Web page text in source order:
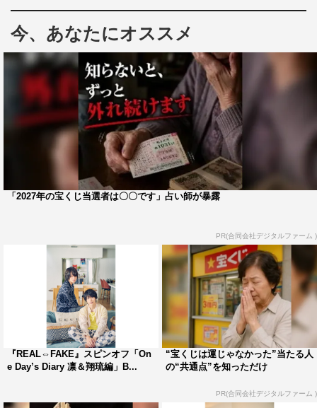
『REAL⇔FAKE』スピンオフドラマ「One Day’s Diary 凪
沙＆征行編」のBlu-ray＆DVDが2021年1月22日（金）に
発売されることが決定した。
『REAL⇔FAKE』は昨年9月にMBS/TBSドラマイズム枠
で放送された、舞台で活躍中の俳優陣が共演するオリジナ
ルドラマ。現在、その「NEXT PROJECT」第1弾とし
て、『REAL⇔FAKE』で活躍した人気ユニット「Stellar
彦）＆瀬名征行（和田雅成）、沢瀬凛（小澤廉）＆鈴木翔
琉（佐藤流司）、育田悠輔（植田圭輔）＆梅原黎士郎（松
村龍之介）の6人の日常をつづった、全3話のオムニバスド
ラマ“One Day’s Diary”がCS-TBSチャンネル2で3か月連続
で放送中。
Blu-ray＆DVD化が決定したのは、“One Day’s Diary 凪沙
＆征行編”。本編映像とメイキング映像はもちろん、初回
うEDテーマソング「君との約束」のCDが特典として収録
今、あなたにオススメ
「2027年の宝くじ当選者は〇〇です」占い師が暴露
PR(合同会社デジタルファーム )
『REAL⇔FAKE』スピンオフ「On
e Day’s Diary 凛＆翔琉編」B...
“宝くじは運じゃなかった”当たる人
の“共通点”を知っただけ
PR(合同会社デジタルファーム )